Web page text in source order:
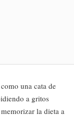
una cata de
a gritos
la dieta a